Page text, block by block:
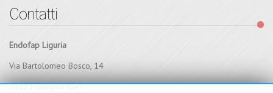
Contatti
Endofap Liguria
Via Bartolomeo Bosco, 14
16121 Genova (Ge)